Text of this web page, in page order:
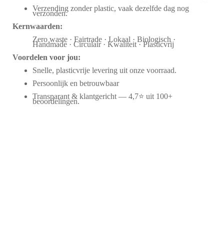
Verzending zonder plastic, vaak dezelfde dag nog
verzonden.
Kernwaarden:
Zero waste · Fairtrade · Lokaal · Biologisch ·
Handmade · Circulair · Kwaliteit · Plasticvrij
Voordelen voor jou:
Snelle, plasticvrije levering uit onze voorraad.
Persoonlijk en betrouwbaar
Transparant & klantgericht — 4,7⭐ uit 100+
beoordelingen.